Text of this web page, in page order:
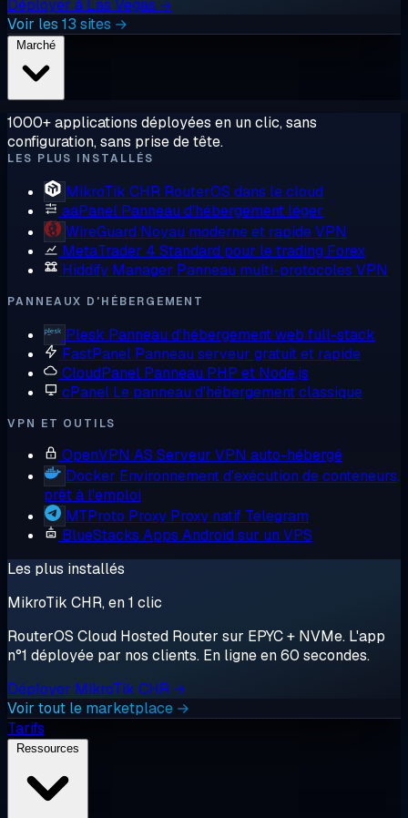
Déployer à Las Vegas →
Voir les 13 sites →
1000+ applications déployées en un clic, sans
configuration, sans prise de tête.
LES PLUS INSTALLÉS
MikroTik CHR RouterOS dans le cloud
aaPanel Panneau d'hébergement léger
WireGuard Noyau moderne et rapide VPN
MetaTrader 4 Standard pour le trading Forex
Hiddify Manager Panneau multi-protocoles VPN
PANNEAUX D'HÉBERGEMENT
Plesk Panneau d'hébergement web full-stack
FastPanel Panneau serveur gratuit et rapide
CloudPanel Panneau PHP et Node.js
cPanel Le panneau d'hébergement classique
VPN ET OUTILS
OpenVPN AS Serveur VPN auto-hébergé
Docker Environnement d'exécution de conteneurs,
prêt à l'emploi
MTProto Proxy Proxy natif Telegram
BlueStacks Apps Android sur un VPS
Les plus installés
MikroTik CHR, en 1 clic
RouterOS Cloud Hosted Router sur EPYC + NVMe. L'app
n°1 déployée par nos clients. En ligne en 60 secondes.
Déployer MikroTik CHR →
Voir tout le marketplace →
Tarifs